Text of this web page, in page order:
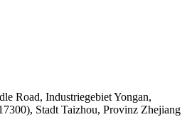
Road, Industriegebiet Yongan,
Stadt Taizhou, Provinz Zhejiang